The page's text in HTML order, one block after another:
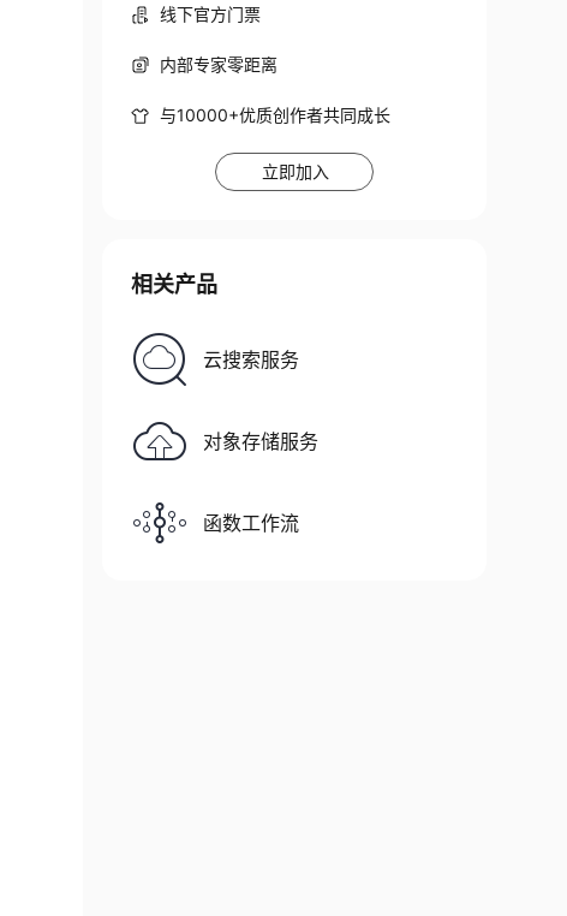
线下官方门票
内部专家零距离
与10000+优质创作者共同成长
立即加入
相关产品
云搜索服务
对象存储服务
函数工作流